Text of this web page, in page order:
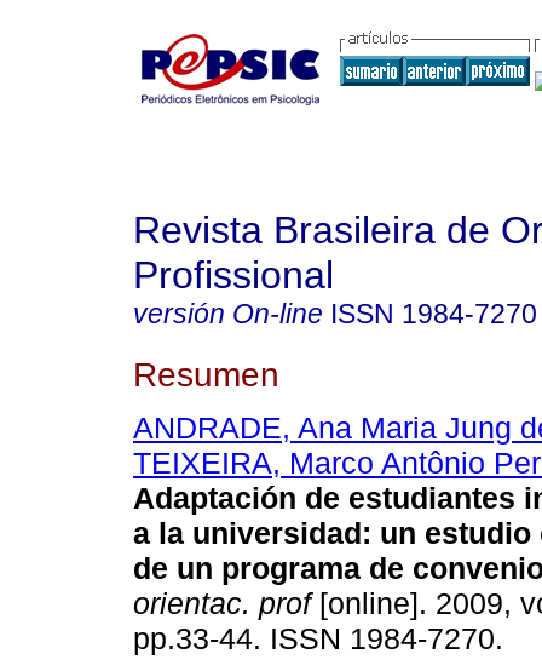
Revista Brasileira de
Profissional
versión On-line ISSN 1984-7270
Resumen
ANDRADE, Ana Maria Jung
TEIXEIRA, Marco Antônio
Adaptación de estudiantes
a la universidad: un estudio
de un programa de
orientac. prof[online]. 2009,
pp.33-44. ISSN 1984-7270.